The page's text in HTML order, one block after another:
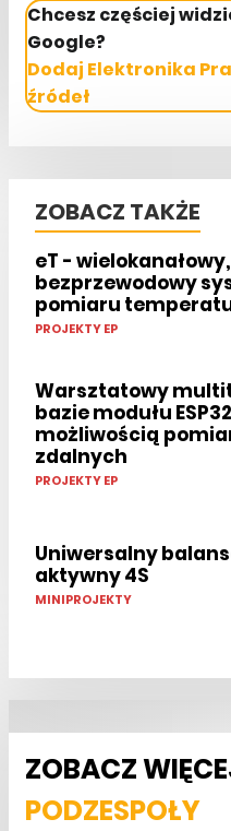
Chcesz częściej
Google?
Dodaj Elektronika
źródeł
ZOBACZ TAKŻE
eT - wielokanałowy,
bezprzewodowy
pomiaru
PROJEKTY EP
Warsztatowy
bazie modułu
możliwością
zdalnych
PROJEKTY EP
Uniwersalny
aktywny 4S
MINIPROJEKTY
ZOBACZ
PODZESPOŁY